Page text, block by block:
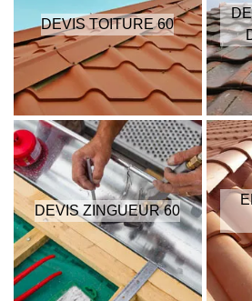
DEVIS TOITURE 60
DEVIS ZINGUEUR 60